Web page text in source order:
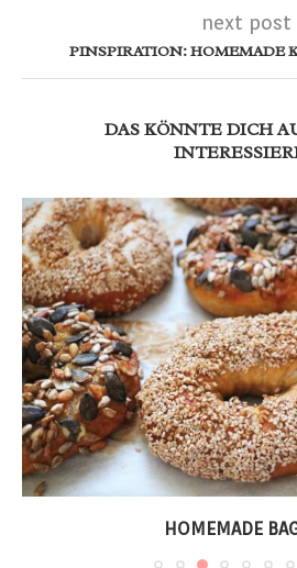
next post
PINSPIRATION: HOMEMADE
DAS KÖNNTE DICH
HOMEMADE